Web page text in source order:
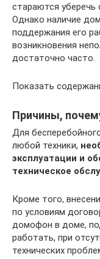
стараются уберечь
Однако наличие
поддержания его
возникновения
достаточно часто.
Показать
Причины,
Для
любой техники,
эксплуатации и
техническое
Кроме того,
по условиям
домофон в доме,
работать, при
технических